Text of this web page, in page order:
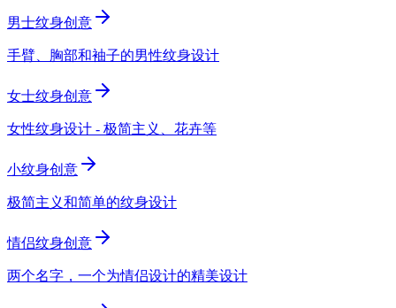
男士纹身创意
手臂、胸部和袖子的男性纹身设计
女士纹身创意
女性纹身设计 - 极简主义、花卉等
小纹身创意
极简主义和简单的纹身设计
情侣纹身创意
两个名字，一个为情侣设计的精美设计